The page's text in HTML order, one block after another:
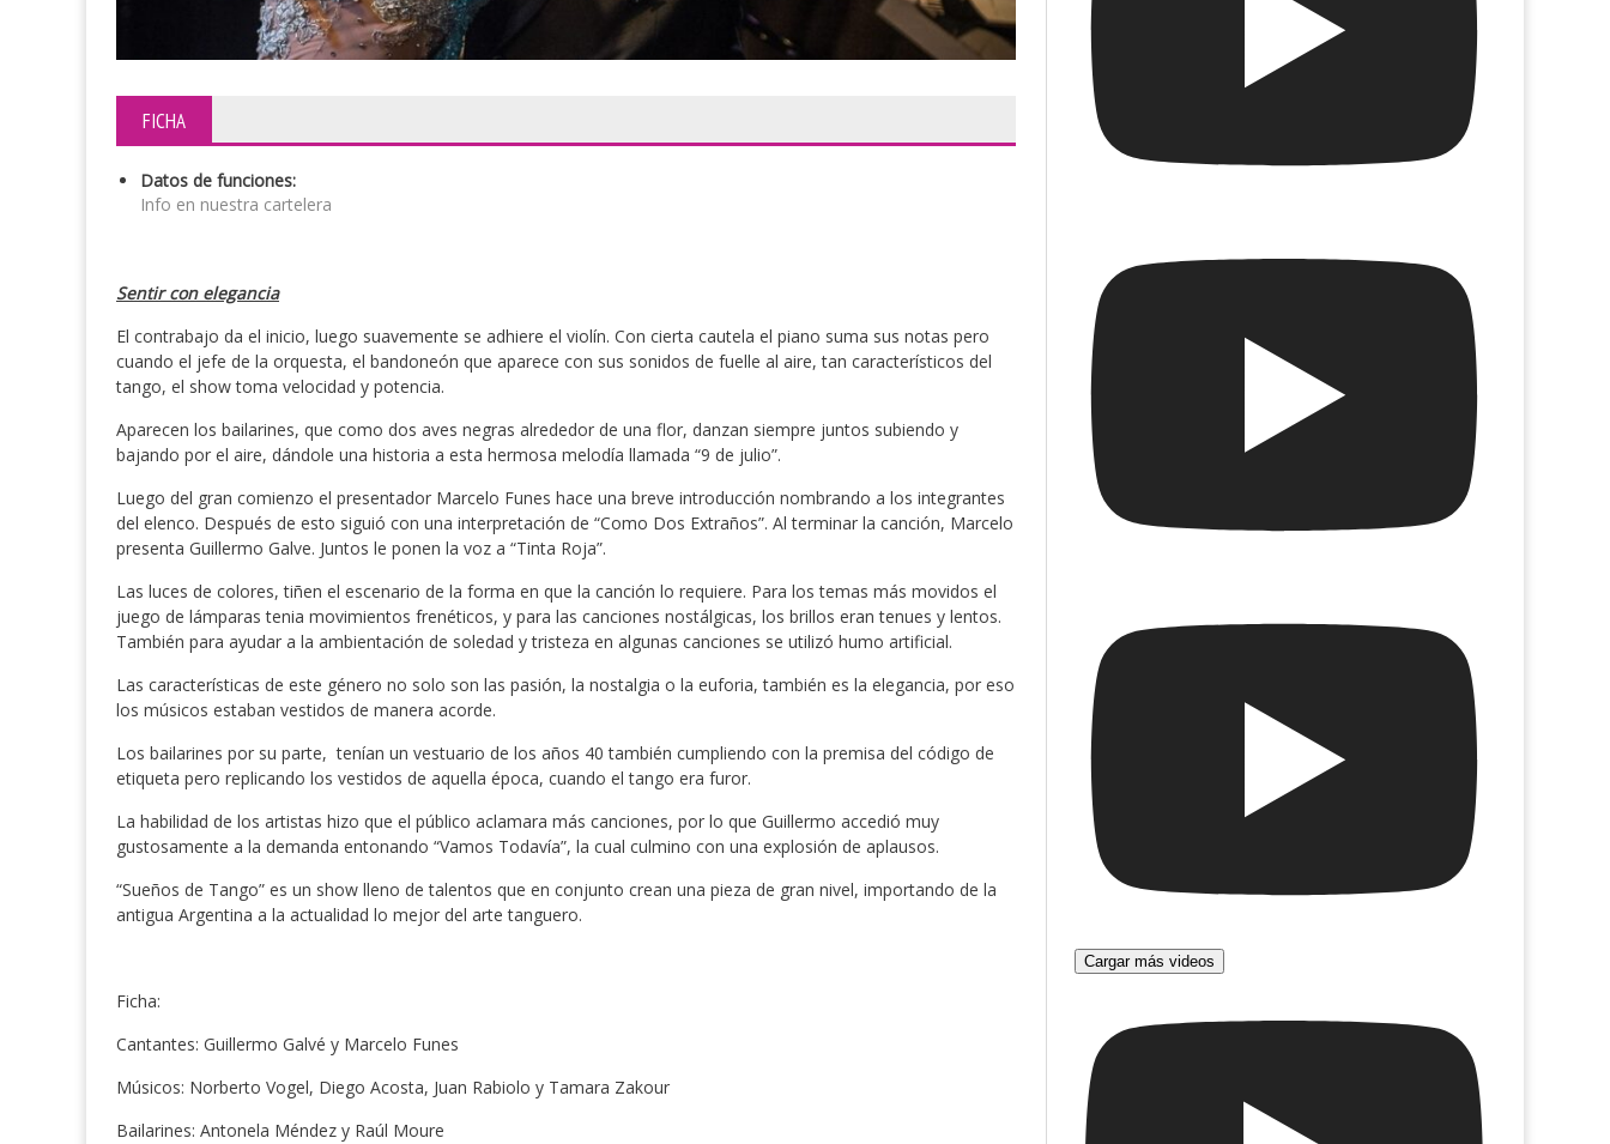
FICHA
Datos de funciones:
Info en nuestra cartelera
Sentir con elegancia
El contrabajo da el inicio, luego suavemente se adhiere el violín. Con cierta cautela el piano suma sus notas pero
cuando el jefe de la orquesta, el bandoneón que aparece con sus sonidos de fuelle al aire, tan característicos del
tango, el show toma velocidad y potencia.
Aparecen los bailarines, que como dos aves negras alrededor de una flor, danzan siempre juntos subiendo y
bajando por el aire, dándole una historia a esta hermosa melodía llamada “9 de julio”.
Luego del gran comienzo el presentador Marcelo Funes hace una breve introducción nombrando a los integrantes
del elenco. Después de esto siguió con una interpretación de “Como Dos Extraños”. Al terminar la canción, Marcelo
presenta Guillermo Galve. Juntos le ponen la voz a “Tinta Roja”.
Las luces de colores, tiñen el escenario de la forma en que la canción lo requiere. Para los temas más movidos el
juego de lámparas tenia movimientos frenéticos, y para las canciones nostálgicas, los brillos eran tenues y lentos.
También para ayudar a la ambientación de soledad y tristeza en algunas canciones se utilizó humo artificial.
Las características de este género no solo son las pasión, la nostalgia o la euforia, también es la elegancia, por eso
los músicos estaban vestidos de manera acorde.
Los bailarines por su parte, tenían un vestuario de los años 40 también cumpliendo con la premisa del código de
etiqueta pero replicando los vestidos de aquella época, cuando el tango era furor.
La habilidad de los artistas hizo que el público aclamara más canciones, por lo que Guillermo accedió muy
gustosamente a la demanda entonando “Vamos Todavía”, la cual culmino con una explosión de aplausos.
“Sueños de Tango” es un show lleno de talentos que en conjunto crean una pieza de gran nivel, importando de la
antigua Argentina a la actualidad lo mejor del arte tanguero.
Ficha:
Cantantes: Guillermo Galvé y Marcelo Funes
Músicos: Norberto Vogel, Diego Acosta, Juan Rabiolo y Tamara Zakour
Bailarines: Antonela Méndez y Raúl Moure
Cargar más videos